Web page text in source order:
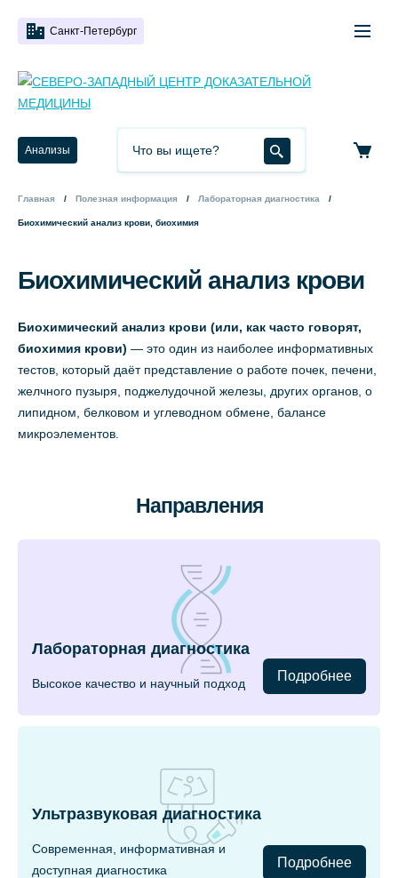
Санкт-Петербург
Анализы
Главная Полезная информация Лабораторная диагностика
Биохимический анализ крови, биохимия
Биохимический анализ крови
Биохимический анализ крови (или, как часто говорят,
биохимия крови) — это один из наиболее информативных
тестов, который даёт представление о работе почек, печени,
желчного пузыря, поджелудочной железы, других органов, о
липидном, белковом и углеводном обмене, балансе
микроэлементов.
Направления
Лабораторная диагностика
Высокое качество и научный подход Подробнее
Ультразвуковая диагностика
Современная, информативная и
доступная диагностика
Подробнее